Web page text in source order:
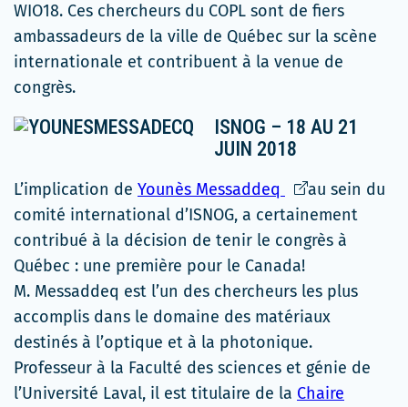
WIO18. Ces chercheurs du COPL sont de fiers
ambassadeurs de la ville de Québec sur la scène
internationale et contribuent à la venue de
congrès.
ISNOG – 18 AU 21
JUIN 2018
L’implication de Younès Messaddeq
Ce
lien
s'ouvrira
dans
une
nouvelle
fenêtre
au sein du
comité international d’ISNOG, a certainement
contribué à la décision de tenir le congrès à
Québec : une première pour le Canada!
M. Messaddeq est l’un des chercheurs les plus
accomplis dans le domaine des matériaux
destinés à l’optique et à la photonique.
Professeur à la Faculté des sciences et génie de
l’Université Laval, il est titulaire de la Chaire